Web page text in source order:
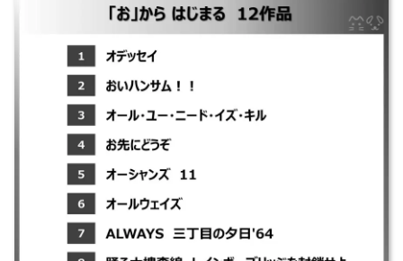
｜オデッセイ ｜おいハンサム！！ ｜オール・ユー・ニード・イズ・キル
｜お先にどうぞ ｜オーシャンズ 11 ｜オールウェイズ ｜ALWAYS 三丁
目の夕日’64 ｜踊る大捜査線 レインボーブリッジを封鎖せよ ｜オブリビ
オン ｜親バカ青春白書 ｜俺物語 ｜お義父さんと呼ばせて